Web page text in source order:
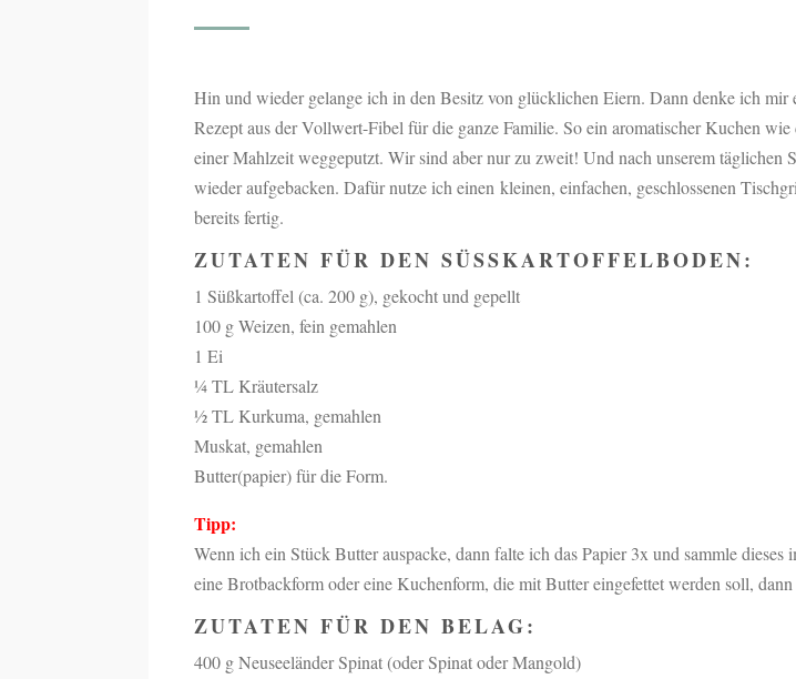
Hin und wieder gelange ich in den Besitz von glücklichen Eiern. Dann denke ich
Rezept aus der Vollwert-Fibel für die ganze Familie. So ein aromatischer Kuchen
einer Mahlzeit weggeputzt. Wir sind aber nur zu zweit! Und nach unserem täglichen
wieder aufgebacken. Dafür nutze ich einen kleinen, einfachen, geschlossenen
bereits fertig.
ZUTATEN FÜR DEN SÜSSKARTOFFELBODEN:
1 Süßkartoffel (ca. 200 g), gekocht und gepellt
100 g Weizen, fein gemahlen
1 Ei
¼ TL Kräutersalz
½ TL Kurkuma, gemahlen
Muskat, gemahlen
Butter(papier) für die Form.
Tipp:
Wenn ich ein Stück Butter auspacke, dann falte ich das Papier 3x und sammle
eine Brotbackform oder eine Kuchenform, die mit Butter eingefettet werden soll,
ZUTATEN FÜR DEN BELAG:
400 g Neuseeländer Spinat (oder Spinat oder Mangold)